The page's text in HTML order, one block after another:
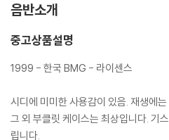
음반소개
중고상품설명
1999 - 한국 BMG - 라이센스
시디에 미미한 사용감이 있음. 재생에
그 외 부클릿 케이스는 최상입니다. 기
립니다.